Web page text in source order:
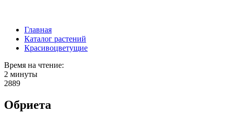
Главная
Каталог растений
Красивоцветущие
Время на чтение:
2 минуты
2889
Обриета